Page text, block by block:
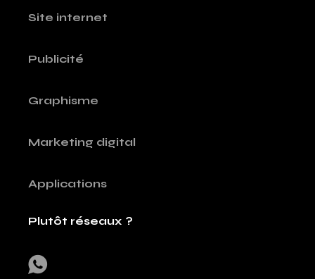
Site internet
Publicité
Graphisme
Marketing digital
Applications
Plutôt réseaux ?